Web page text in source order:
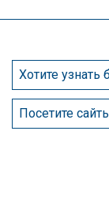
Посетите